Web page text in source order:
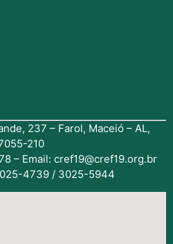
237 – Farol, Maceió – AL,
210
– Email: cref19@cref19.org.br
4739 / 3025-5944